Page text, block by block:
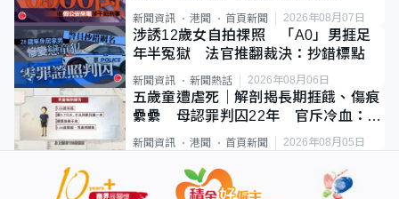
新聞資訊 港聞 首頁新聞 2026年08月07日
涉誘12歲女自拍祼照 「A0」男捱足
年半冤獄 法官推翻裁決：抄錯標點
新聞資訊 新聞熱話 2026年08月06日
五歲童遭虐死｜解剖揭長期捱餓、傷痕
纍纍 母認罪判囚22年 官斥冷血：同
類案最惡劣
新聞資訊 港聞 首頁新聞 2026年08月05日